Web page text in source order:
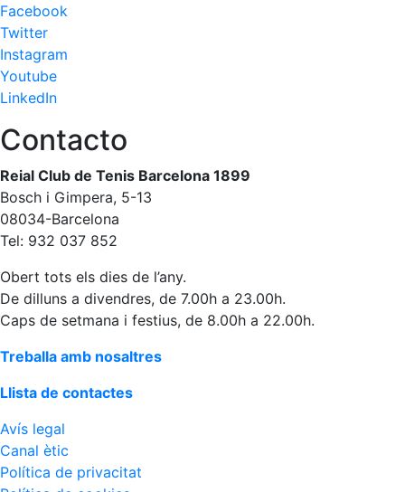
Facebook
Twitter
Instagram
Youtube
LinkedIn
Contacto
Reial Club de Tenis Barcelona 1899
Bosch i Gimpera, 5-13
08034-Barcelona
Tel: 932 037 852
Obert tots els dies de l’any.
De dilluns a divendres, de 7.00h a 23.00h.
Caps de setmana i festius, de 8.00h a 22.00h.
Treballa amb nosaltres
Llista de contactes
Avís legal
Canal ètic
Política de privacitat